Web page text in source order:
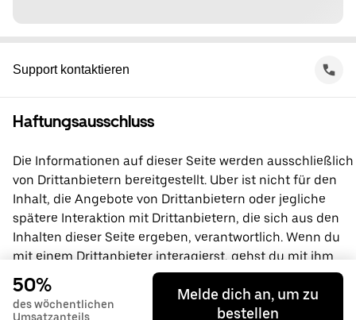
Support kontaktieren
Haftungsausschluss
Die Informationen auf dieser Seite werden ausschließlich
von Drittanbietern bereitgestellt. Uber ist nicht für den
Inhalt, die Angebote von Drittanbietern oder jegliche
spätere Interaktion mit Drittanbietern, die sich aus den
Inhalten dieser Seite ergeben, verantwortlich. Wenn du
mit einem Drittanbieter interagierst, gehst du mit ihm
direkt eine Vereinbarung ein, an der Uber nicht beteiligt
ist. Wende dich bei Fragen bitte direkt an den
Drittanbieter.
50%
des wöchentlichen
Umsatzanteils
Melde dich an, um zu
bestellen